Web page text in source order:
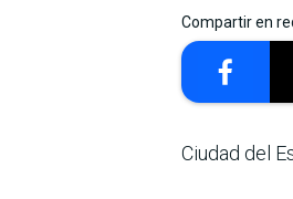
Compartir en
Ciudad del